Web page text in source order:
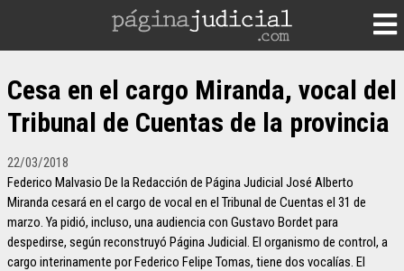
Cesa en el cargo Miranda, vocal del
Tribunal de Cuentas de la provincia
22/03/2018
Federico Malvasio De la Redacción de Página Judicial José Alberto
Miranda cesará en el cargo de vocal en el Tribunal de Cuentas el 31 de
marzo. Ya pidió, incluso, una audiencia con Gustavo Bordet para
despedirse, según reconstruyó Página Judicial. El organismo de control, a
cargo interinamente por Federico Felipe Tomas, tiene dos vocalías. El